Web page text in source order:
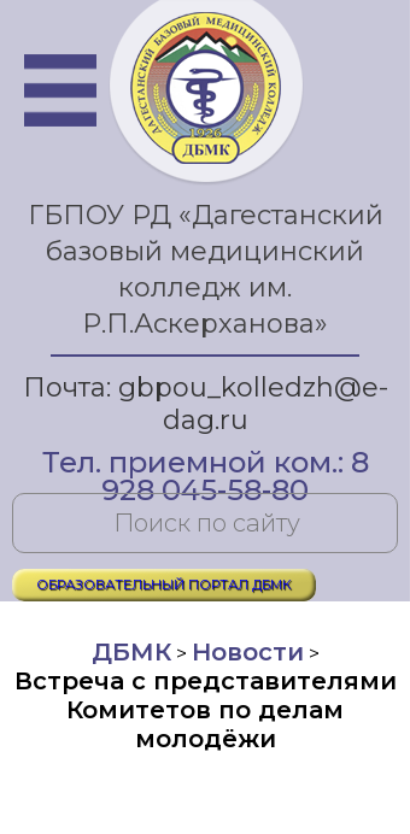
ГБПОУ РД «Дагестанский
базовый медицинский
колледж им.
Р.П.Аскерханова»
Почта: gbpou_kolledzh@e-
dag.ru
Тел. приемной ком.: 8
928 045-58-80
ОБРАЗОВАТЕЛЬНЫЙ ПОРТАЛ ДБМК
ДБМК> Новости >
Встреча с представителями
Комитетов по делам
молодёжи